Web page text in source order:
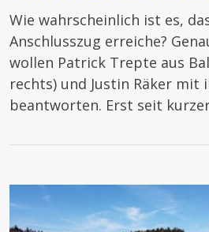
Wie wahrscheinlich ist es,
Anschlusszug erreiche?
wollen Patrick Trepte aus
rechts) und Justin Räker mit
beantworten. Erst seit